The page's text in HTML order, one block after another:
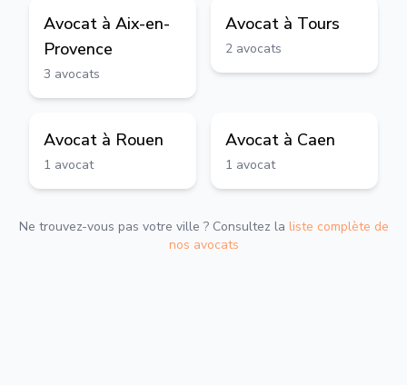
Avocat à Aix-en-
Provence
3 avocats
Avocat à Tours
2 avocats
Avocat à Rouen
1 avocat
Avocat à Caen
1 avocat
Ne trouvez-vous pas votre ville ? Consultez la liste complète de
nos avocats